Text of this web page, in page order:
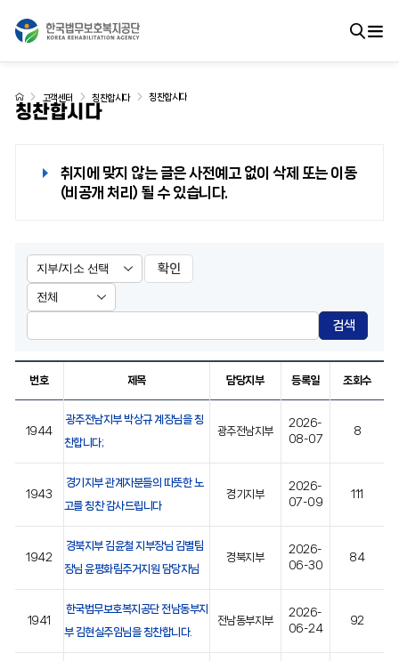
칭찬합시다
고객센터 칭찬합시다 칭찬합시다
취지에 맞지 않는 글은 사전예고 없이 삭제 또는 이동
(비공개 처리) 될 수 있습니다.
확인
검색
번호 제목 담당지부 등록일 조회수
1944
광주전남지부 박상규 계장님을 칭
찬합니다;
광주전남지부
2026-
08-07
8
1943
경기지부 관계자분들의 따뜻한 노
고를 칭찬 감사드립니다
경기지부
2026-
07-09
111
1942
경북지부 김윤철 지부장님 김별팀
장님 윤평화림주거지원 담당자님
경북지부
2026-
06-30
84
1941
한국법무보호복지공단 전남동부지
부 김현실주임님을 칭찬합니다.
전남동부지부
2026-
06-24
92